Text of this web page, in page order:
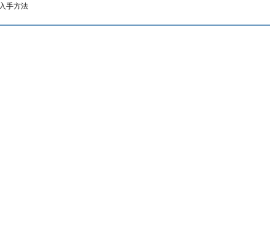
入手方法